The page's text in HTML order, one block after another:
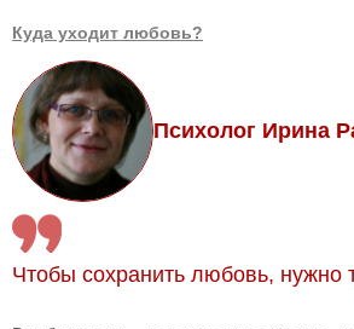
Куда уходит любовь?
Психолог Ирина
Чтобы сохранить любовь, нужно